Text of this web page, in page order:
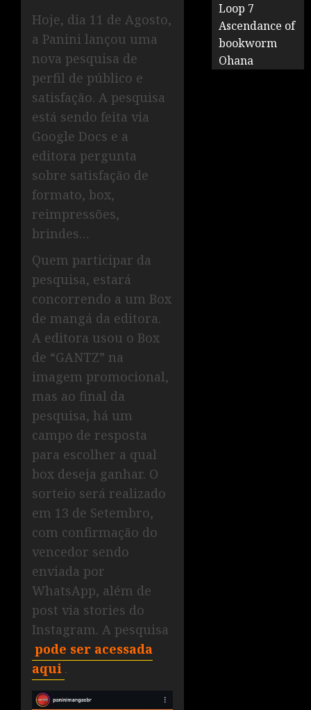
Hoje, dia 11 de Agosto,
a Panini lançou uma
nova pesquisa de
perfil de público e
satisfação. A pesquisa
está sendo feita via
Google Docs e a
editora pergunta
sobre satisfação de
formato, box,
reimpressões,
brindes…
Quem participar da
pesquisa, estará
concorrendo a um Box
de mangá da editora.
A editora usou o Box
de “GANTZ” na
imagem promocional,
mas ao final da
pesquisa, há um
campo de resposta
para escolher a qual
box deseja ganhar. O
sorteio será realizado
em 13 de Setembro,
com confirmação do
vencedor sendo
enviada por
WhatsApp, além de
post via stories do
Instagram. A pesquisa
pode ser acessada
aqui .
Loop 7
Ascendance of
bookworm
Ohana